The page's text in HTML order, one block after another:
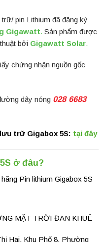
pin Lithium đã đăng ký
Gigawatt. Sản phẩm được
bởi Gigawatt Solar.
chứng nhận nguồn gốc
dây nóng 028 6683
trữ Gigabox 5S: tại đây
ở đâu?
Pin lithium Gigabox 5S
MẶT TRỜI ĐAN KHUÊ
Hai, Khu Phố 8, Phường